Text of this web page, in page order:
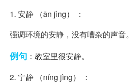
1. 安静 （ān jìng） ：
强调环境的安静，没有嘈杂的声音。
例句 ：教室里很安静。
2. 宁静 （níng jìng） ：